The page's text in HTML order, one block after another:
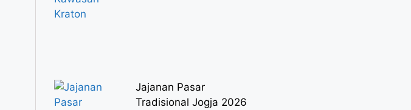
Jajanan Pasar
Tradisional Jogja 2026